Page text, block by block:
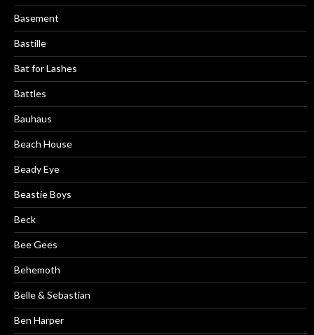
Basement
Bastille
Bat for Lashes
Battles
Bauhaus
Beach House
Beady Eye
Beastie Boys
Beck
Bee Gees
Behemoth
Belle & Sebastian
Ben Harper